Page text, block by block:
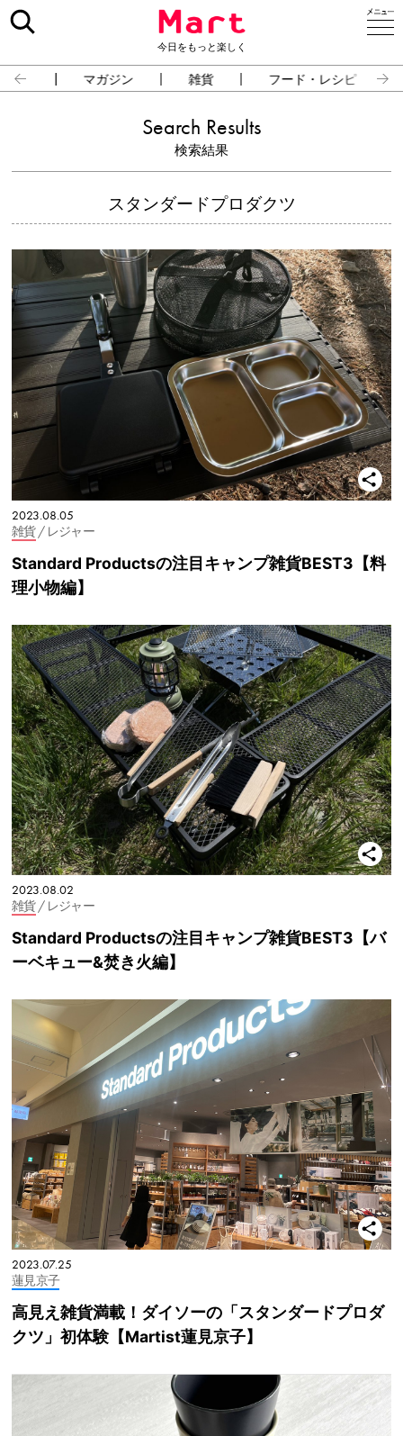
今日をもっと楽しく
占い マガジン 雑貨 フード・レシピ
Search Results
検索結果
スタンダードプロダクツ
2023.08.05
雑貨/ レジャー
Standard Productsの注目キャンプ雑貨BEST3【料
理小物編】
2023.08.02
雑貨/ レジャー
Standard Productsの注目キャンプ雑貨BEST3【バ
ーベキュー&焚き火編】
2023.07.25
蓮見京子
高見え雑貨満載！ダイソーの「スタンダードプロダ
クツ」初体験【Martist蓮見京子】